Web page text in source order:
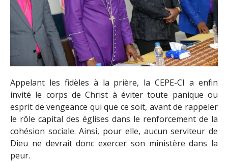
Appelant les fidèles à la prière, la CEPE-CI a enfin
invité le corps de Christ à éviter toute panique ou
esprit de vengeance qui que ce soit, avant de rappeler
le rôle capital des églises dans le renforcement de la
cohésion sociale. Ainsi, pour elle, aucun serviteur de
Dieu ne devrait donc exercer son ministère dans la
peur.